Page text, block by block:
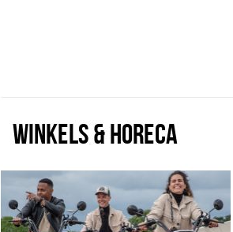
WINKELS & HORECA